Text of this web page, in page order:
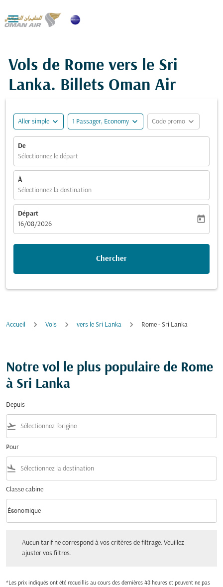

Vols de Rome vers le Sri
Lanka. Billets Oman Air
Aller simple expand_more 1 Passager, Economy expand_more Code promo expand_more
De
Sélectionnez le départ
À
Sélectionnez la destination
Départ
fc-booking-departure-date-aria-label
16/08/2026
today
Chercher
Accueil Vols vers le Sri Lanka Rome - Sri Lanka
Notre vol le plus populaire de Rome
à Sri Lanka
Depuis
flight_takeoff
Pour
flight_land
Classe cabine
Classe cabine option Économique Selected
Économique
keyboard_arrow_down
Aucun tarif ne correspond à vos critères de filtrage. Veuillez
ajuster vos filtres.
*Les prix indiqués ont été recueillis au cours des dernières 48 heures et peuvent ne pas